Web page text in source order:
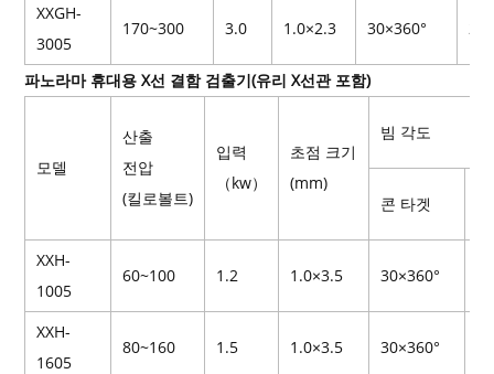
XXGH-
3005
170~300 3.0 1.0×2.3 30×360°
파노라마 휴대용 X선 결함 검출기(유리 X선관 포함)
모델
산출
전압
(킬로볼트)
입력
（kw）
초점 크기
(mm)
빔 각도
콘 타겟
XXH-
1005
60~100 1.2 1.0×3.5 30×360°
XXH-
1605
80~160 1.5 1.0×3.5 30×360°